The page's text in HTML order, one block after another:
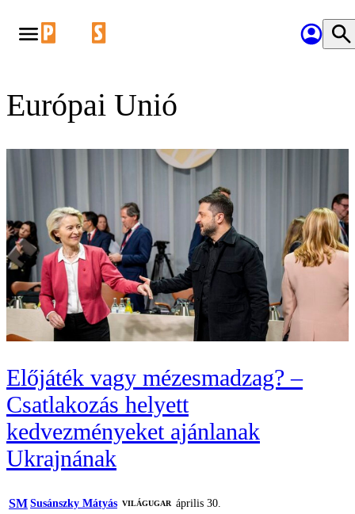
Európai Unió
Előjáték vagy mézesmadzag? –
Csatlakozás helyett
kedvezményeket ajánlanak
Ukrajnának
SM Susánszky Mátyás VILÁGUGAR április 30.